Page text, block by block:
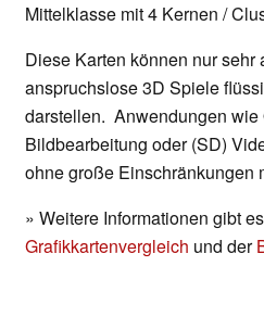
Mittelklasse mit 4 Kernen /
Diese Karten können nur sehr
anspruchslose 3D Spiele
darstellen. Anwendungen wie
Bildbearbeitung oder (SD)
ohne große Einschränkungen
» Weitere Informationen gibt
Grafikkartenvergleich und der